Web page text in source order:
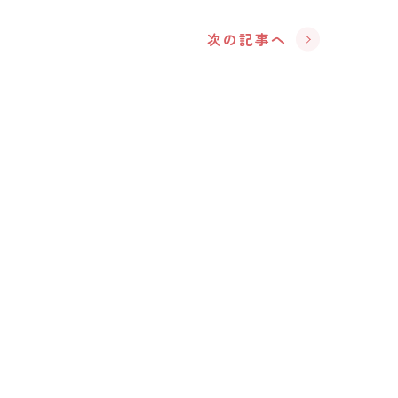
次の記事へ